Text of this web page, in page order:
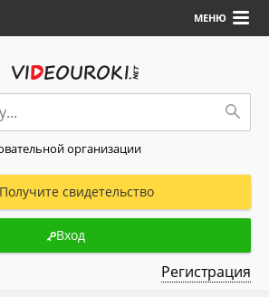
МЕНЮ
организации
Получите свидетельство
Вход
Регистрация